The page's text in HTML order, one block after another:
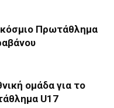
Πρωτάθλημα
ομάδα για το
U17